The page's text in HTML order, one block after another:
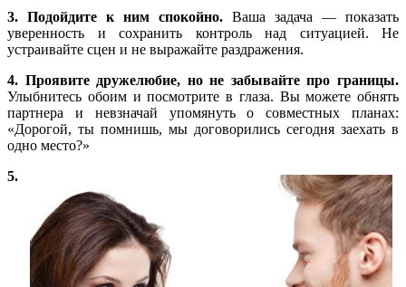
3. Подойдите к ним спокойно. Ваша задача — показать
уверенность и сохранить контроль над ситуацией. Не
устраивайте сцен и не выражайте раздражения.
4. Проявите дружелюбие, но не забывайте про границы.
Улыбнитесь обоим и посмотрите в глаза. Вы можете обнять
партнера и невзначай упомянуть о совместных планах:
«Дорогой, ты помнишь, мы договорились сегодня заехать в
одно место?»
5.